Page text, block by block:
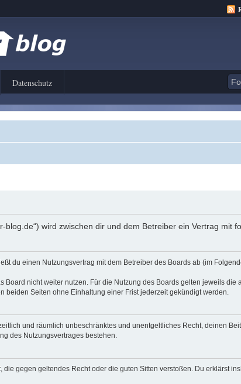
Datenschutz
wird zwischen dir und dem Betreiber ein Vertrag mit
du einen Nutzungsvertrag mit dem Betreiber des Boards ab (im
nicht weiter nutzen. Für die Nutzung des Boards gelten jeweils die
beiden Seiten ohne Einhaltung einer Frist jederzeit gekündigt werden.
und räumlich unbeschränktes und unentgeltliches Recht, deinen
des Nutzungsvertrages bestehen.
gegen geltendes Recht oder die guten Sitten verstoßen. Du erklärst